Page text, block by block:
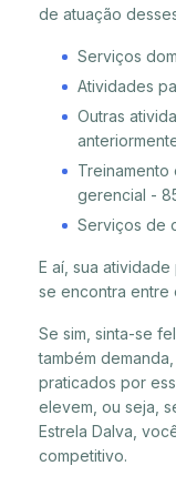
de atuação
Serviços
Atividades
Outras
gerencial -
Serviços de
E aí, sua
se encontra entre
Se sim, sinta-se
também
praticados por
elevem, ou seja,
Estrela Dalva,
competitivo.